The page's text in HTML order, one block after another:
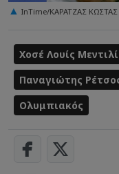
InTime/ΚΑΡΑΤΖΑΣ ΚΩΣΤΑΣ
Χοσέ Λουίς
Παναγιώτης
Ολυμπιακός